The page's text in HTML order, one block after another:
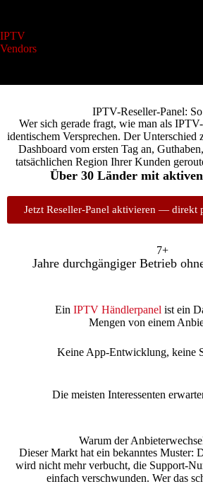
IPTV
Vendors
IPTV-Reseller-Panel:
Wer sich gerade fragt, wie man als
identischem Versprechen. Der
Dashboard vom ersten Tag an,
tatsächlichen Region Ihrer Kunden
Über 30 Länder mit
Jetzt Reseller-Panel aktivieren — direkt
7+
Jahre durchgängiger Betrieb
Ein IPTV Händlerpanel ist ein
Mengen von einem
Keine App-Entwicklung, keine
Die meisten Interessenten
Warum der
Dieser Markt hat ein bekanntes Muster:
wird nicht mehr verbucht, die Support-
einfach verschwunden. Wer das